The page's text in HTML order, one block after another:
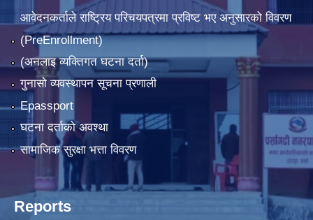
आवेदनकर्ताले राष्‍ट्रिय परिचयपत्रमा प्रविष्ट भए अनुसारको विवरण
(PreEnrollment)
(अनलाइ व्यक्तिगत घटना दर्ता)
गुनासो व्यवस्थापन सूचना प्रणाली
Epassport
घटना दर्ताको अवश्था
सामाजिक सुरक्षा भत्ता विवरण
Reports